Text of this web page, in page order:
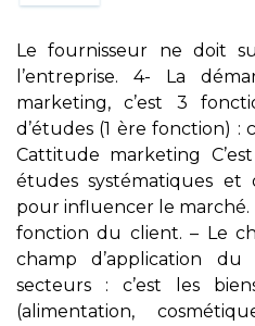
Le fournisseur ne doit
l’entreprise. 4- La
marketing, c’est 3
d’études (1 ère fonction) :
Cattitude marketing
études systématiques et
pour influencer le marché.
fonction du client. – Le
champ d’application
secteurs : c’est les
(alimentation,